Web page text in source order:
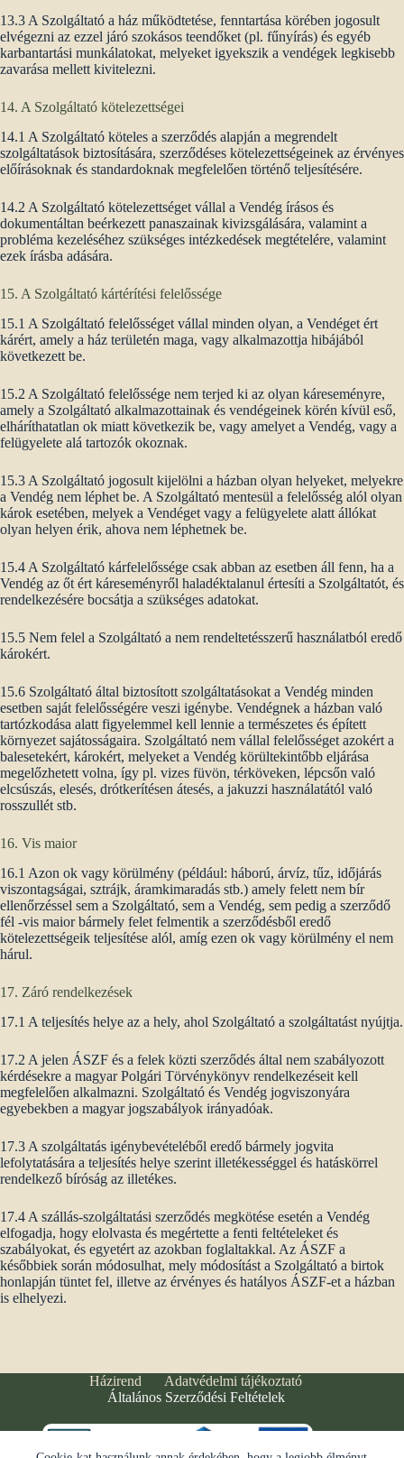
13.3 A Szolgáltató a ház működtetése, fenntartása körében jogosult
elvégezni az ezzel járó szokásos teendőket (pl. fűnyírás) és egyéb
karbantartási munkálatokat, melyeket igyekszik a vendégek legkisebb
zavarása mellett kivitelezni.
14. A Szolgáltató kötelezettségei
14.1 A Szolgáltató köteles a szerződés alapján a megrendelt
szolgáltatások biztosítására, szerződéses kötelezettségeinek az érvényes
előírásoknak és standardoknak megfelelően történő teljesítésére.
14.2 A Szolgáltató kötelezettséget vállal a Vendég írásos és
dokumentáltan beérkezett panaszainak kivizsgálására, valamint a
probléma kezeléséhez szükséges intézkedések megtételére, valamint
ezek írásba adására.
15. A Szolgáltató kártérítési felelőssége
15.1 A Szolgáltató felelősséget vállal minden olyan, a Vendéget ért
kárért, amely a ház területén maga, vagy alkalmazottja hibájából
következett be.
15.2 A Szolgáltató felelőssége nem terjed ki az olyan káreseményre,
amely a Szolgáltató alkalmazottainak és vendégeinek körén kívül eső,
elháríthatatlan ok miatt következik be, vagy amelyet a Vendég, vagy a
felügyelete alá tartozók okoznak.
15.3 A Szolgáltató jogosult kijelölni a házban olyan helyeket, melyekre
a Vendég nem léphet be. A Szolgáltató mentesül a felelősség alól olyan
károk esetében, melyek a Vendéget vagy a felügyelete alatt állókat
olyan helyen érik, ahova nem léphetnek be.
15.4 A Szolgáltató kárfelelőssége csak abban az esetben áll fenn, ha a
Vendég az őt ért káreseményről haladéktalanul értesíti a Szolgáltatót, és
rendelkezésére bocsátja a szükséges adatokat.
15.5 Nem felel a Szolgáltató a nem rendeltetésszerű használatból eredő
károkért.
15.6 Szolgáltató által biztosított szolgáltatásokat a Vendég minden
esetben saját felelősségére veszi igénybe. Vendégnek a házban való
tartózkodása alatt figyelemmel kell lennie a természetes és épített
környezet sajátosságaira. Szolgáltató nem vállal felelősséget azokért a
balesetekért, károkért, melyeket a Vendég körültekintőbb eljárása
megelőzhetett volna, így pl. vizes füvön, térköveken, lépcsőn való
elcsúszás, elesés, drótkerítésen átesés, a jakuzzi használatától való
rosszullét stb.
16. Vis maior
16.1 Azon ok vagy körülmény (például: háború, árvíz, tűz, időjárás
viszontagságai, sztrájk, áramkimaradás stb.) amely felett nem bír
ellenőrzéssel sem a Szolgáltató, sem a Vendég, sem pedig a szerződő
fél -vis maior bármely felet felmentik a szerződésből eredő
kötelezettségeik teljesítése alól, amíg ezen ok vagy körülmény el nem
hárul.
17. Záró rendelkezések
17.1 A teljesítés helye az a hely, ahol Szolgáltató a szolgáltatást nyújtja.
17.2 A jelen ÁSZF és a felek közti szerződés által nem szabályozott
kérdésekre a magyar Polgári Törvénykönyv rendelkezéseit kell
megfelelően alkalmazni. Szolgáltató és Vendég jogviszonyára
egyebekben a magyar jogszabályok irányadóak.
17.3 A szolgáltatás igénybevételéből eredő bármely jogvita
lefolytatására a teljesítés helye szerint illetékességgel és hatáskörrel
rendelkező bíróság az illetékes.
17.4 A szállás-szolgáltatási szerződés megkötése esetén a Vendég
elfogadja, hogy elolvasta és megértette a fenti feltételeket és
szabályokat, és egyetért az azokban foglaltakkal. Az ÁSZF a
későbbiek során módosulhat, mely módosítást a Szolgáltató a birtok
honlapján tüntet fel, illetve az érvényes és hatályos ÁSZF-et a házban
is elhelyezi.
Házirend
Adatvédelmi tájékoztató
Általános Szerződési Feltételek